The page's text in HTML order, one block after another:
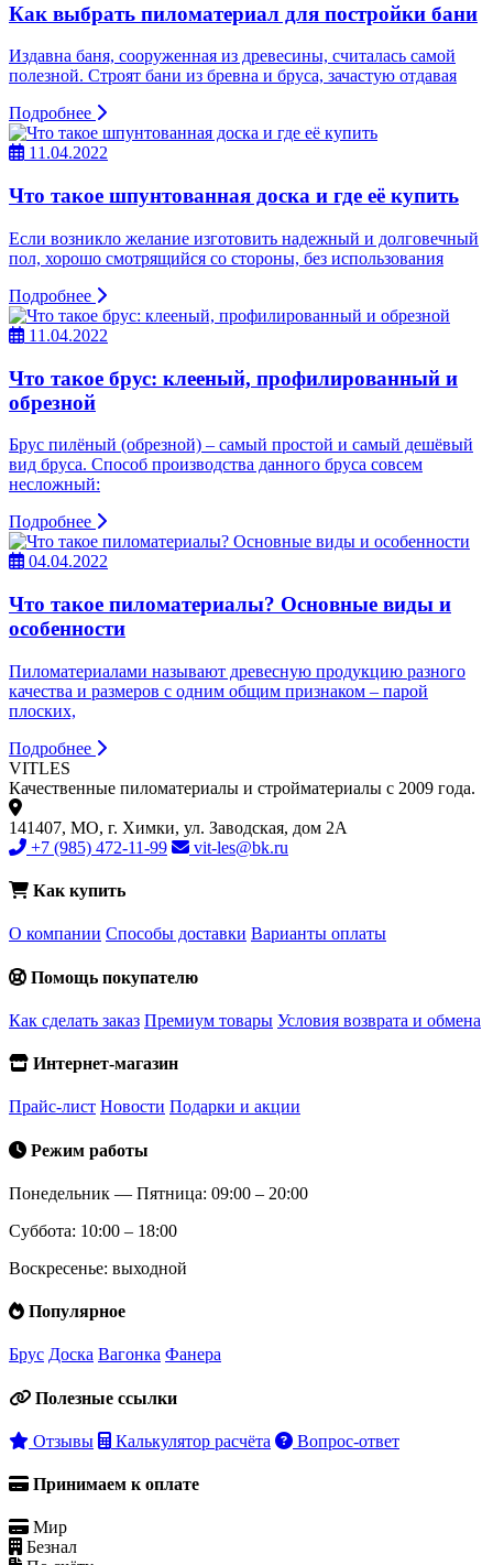
Как выбрать пиломатериал для постройки бани
Издавна баня, сооруженная из древесины, считалась самой
полезной. Строят бани из бревна и бруса, зачастую отдавая
Подробнее
11.04.2022
Что такое шпунтованная доска и где её купить
Если возникло желание изготовить надежный и долговечный
пол, хорошо смотрящийся со стороны, без использования
Подробнее
11.04.2022
Что такое брус: клееный, профилированный и
обрезной
Брус пилёный (обрезной) – самый простой и самый дешёвый
вид бруса. Способ производства данного бруса совсем
несложный:
Подробнее
04.04.2022
Что такое пиломатериалы? Основные виды и
особенности
Пиломатериалами называют древесную продукцию разного
качества и размеров с одним общим признаком – парой
плоских,
Подробнее
VITLES
Качественные пиломатериалы и стройматериалы с 2009 года.
141407, МО, г. Химки, ул. Заводская, дом 2А
+7 (985) 472-11-99
vit-les@bk.ru
Как купить
О компании Способы доставки Варианты оплаты
Помощь покупателю
Как сделать заказ Премиум товары Условия возврата и обмена
Интернет-магазин
Прайс-лист Новости Подарки и акции
Режим работы
Понедельник — Пятница: 09:00 – 20:00
Суббота: 10:00 – 18:00
Воскресенье: выходной
Популярное
Брус Доска Вагонка Фанера
Полезные ссылки
Отзывы Калькулятор расчёта Вопрос-ответ
Принимаем к оплате
Мир
Безнал